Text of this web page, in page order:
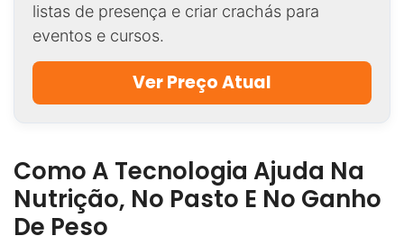
listas de presença e criar crachás para
eventos e cursos.
Ver Preço Atual
Como A Tecnologia Ajuda Na
Nutrição, No Pasto E No Ganho
De Peso